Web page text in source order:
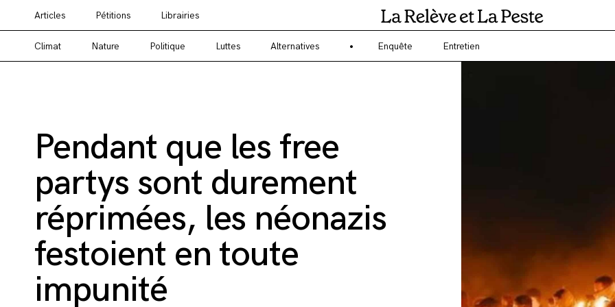
Vous cherchez un média alternatif ? Un média engagé sur l'écologie et l'environnement ? La Relève et la Peste est un
Articles Pétitions Librairies
Climat Nature Politique Luttes Alternatives Enquête Entretien
Pendant que les free
partys sont durement
réprimées, les néonazis
festoient en toute
impunité